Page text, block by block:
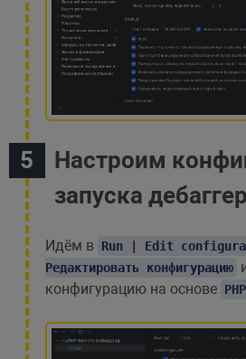
Настроим
запуска
Идём в Run | Edit
Редактировать конфигурацию
конфигурацию на основе